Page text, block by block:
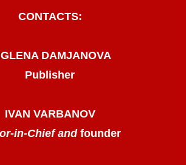
CONTACTS:
DAMJANOVA
Publisher
IVAN VARBANOV
in-Chief and founder